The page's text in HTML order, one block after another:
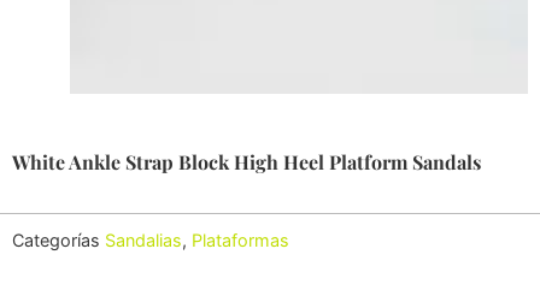
White Ankle Strap Block High Heel Platform Sandals
Categorías Sandalias, Plataformas